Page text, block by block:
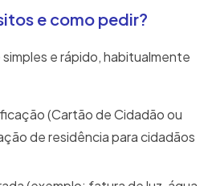
e como pedir?
e rápido, habitualmente
(Cartão de Cidadão ou
de residência para cidadãos